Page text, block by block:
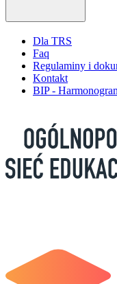
Dla TRS
Faq
Regulaminy i
Kontakt
BIP -